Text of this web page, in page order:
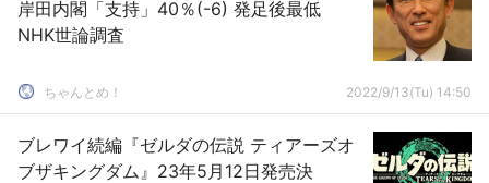
岸田内閣「支持」40％(-6) 発足後最低
NHK世論調査
ちゃんとめ！ 2022/9/13(Tu) 14:50
ブレワイ続編『ゼルダの伝説 ティアーズオ
ブザキングダム』23年5月12日発売決